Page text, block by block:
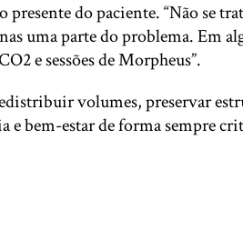
do paciente. “Não se
uma parte do problema. Em
e sessões de Morpheus”.
volumes, preservar
e bem-estar de forma sempre